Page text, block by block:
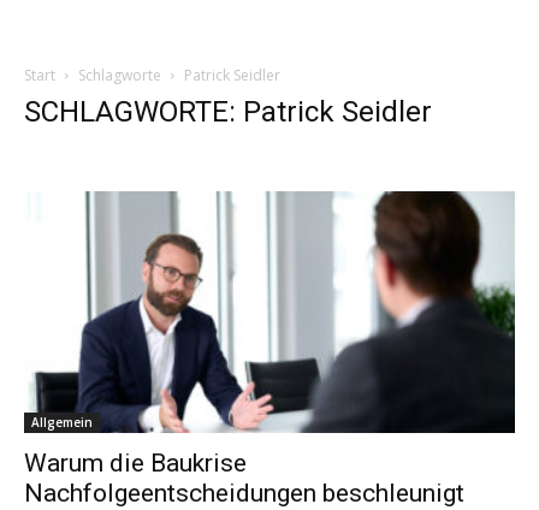
Start Schlagworte Patrick Seidler
SCHLAGWORTE: Patrick Seidler
Allgemein
Warum die Baukrise
Nachfolgeentscheidungen beschleunigt